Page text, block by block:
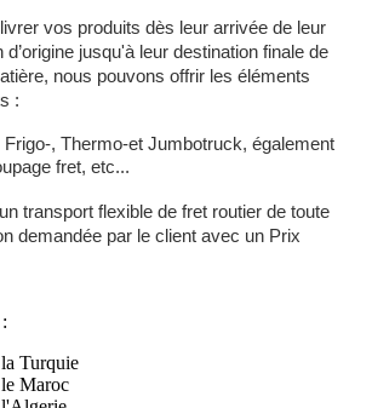
vos produits dès leur arrivée de leur
jusqu'à leur destination finale de
nous pouvons offrir les éléments
:
, Thermo-et Jumbotruck, également
fret, etc...
transport flexible de fret routier de toute
demandée par le client avec un Prix
Turquie
Maroc